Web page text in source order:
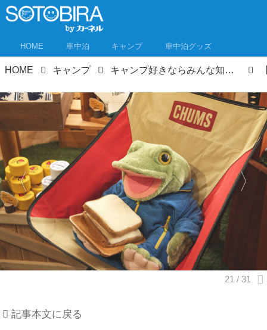
HOME 車中泊 キャンプ 車中泊グッズ
HOME キャンプ キャンプ好きならみんな知ってる！あの「キャンプ・アンド・キャビンズ」が山中湖に誕生！
記事本文に戻る